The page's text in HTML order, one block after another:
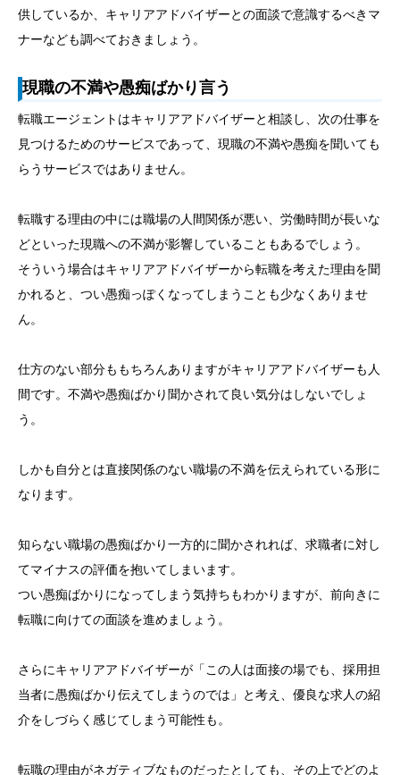
供しているか、キャリアアドバイザーとの面談で意識するべきマ
ナーなども調べておきましょう。
現職の不満や愚痴ばかり言う
転職エージェントはキャリアアドバイザーと相談し、次の仕事を
見つけるためのサービスであって、現職の不満や愚痴を聞いても
らうサービスではありません。
転職する理由の中には職場の人間関係が悪い、労働時間が長いな
どといった現職への不満が影響していることもあるでしょう。
そういう場合はキャリアアドバイザーから転職を考えた理由を聞
かれると、つい愚痴っぽくなってしまうことも少なくありませ
ん。
仕方のない部分ももちろんありますがキャリアアドバイザーも人
間です。不満や愚痴ばかり聞かされて良い気分はしないでしょ
う。
しかも自分とは直接関係のない職場の不満を伝えられている形に
なります。
知らない職場の愚痴ばかり一方的に聞かされれば、求職者に対し
てマイナスの評価を抱いてしまいます。
つい愚痴ばかりになってしまう気持ちもわかりますが、前向きに
転職に向けての面談を進めましょう。
さらにキャリアアドバイザーが「この人は面接の場でも、採用担
当者に愚痴ばかり伝えてしまうのでは」と考え、優良な求人の紹
介をしづらく感じてしまう可能性も。
転職の理由がネガティブなものだったとしても、その上でどのよ